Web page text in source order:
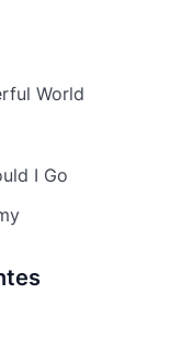
World
I Go